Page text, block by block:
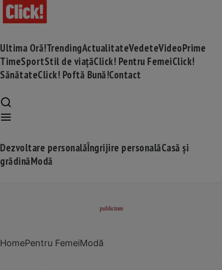
Ultima Oră!TrendingActualitateVedeteVideoPrime
TimeSportStil de viațăClick! Pentru FemeiClick!
SănătateClick! Poftă Bună!Contact
Dezvoltare personalăÎngrijire personalăCasă și
grădinăModă
HomePentru FemeiModă